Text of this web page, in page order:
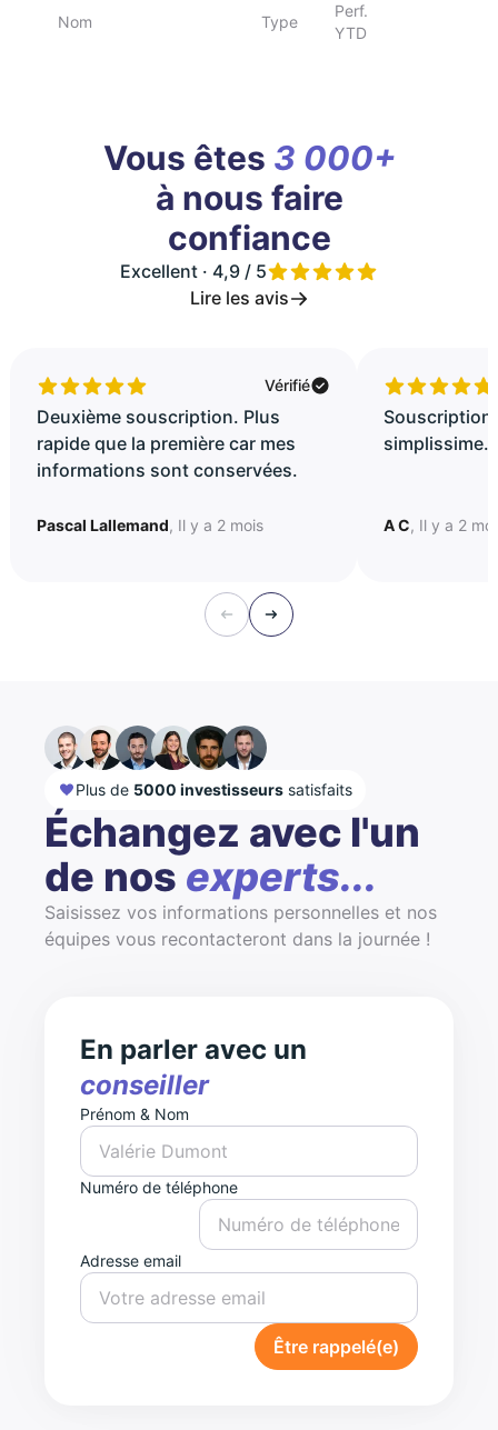
Nom Type
Perf.
YTD
Vous êtes 3 000+
à nous faire
confiance
Excellent · 4,9 / 5
Lire les avis
Vérifié
Deuxième souscription. Plus
rapide que la première car mes
informations sont conservées.
Pascal Lallemand, Il y a 2 mois
Souscription
A C, Il y a 2
Plus de 5000 investisseurs satisfaits
Échangez avec l'un
de nos experts...
Saisissez vos informations personnelles et nos
équipes vous recontacteront dans la journée !
En parler avec un
conseiller
Prénom & Nom
Numéro de téléphone
Adresse email
Être rappelé(e)